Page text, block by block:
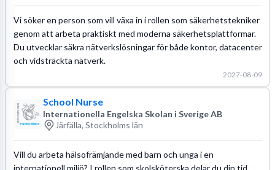
Vi söker en person som vill växa in i rollen som säkerhetstekniker
genom att arbeta praktiskt med moderna säkerhetsplattformar.
Du utvecklar säkra nätverkslösningar för både kontor, datacenter
och vidsträckta nätverk.
2027-08-09
School Nurse
Internationella Engelska Skolan i Sverige AB
Järfälla, Stockholms län
Vill du arbeta hälsofrämjande med barn och unga i en
internationell miljö? I rollen som skolsköterska delar du din tid